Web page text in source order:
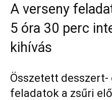
A verseny
5 óra 30 perc
kihívás
Összetett desszert-
feladatok a zsűri